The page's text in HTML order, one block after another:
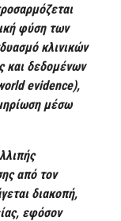
φύση των
κλινικών
και δεδομένων
evidence),
μέσω
από τον
διακοπή,
εφόσον